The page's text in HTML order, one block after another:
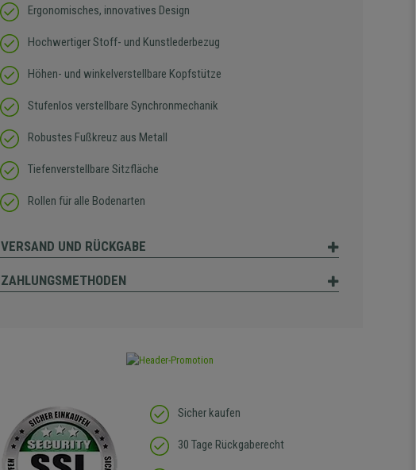
Ergonomisches, innovatives Design
Hochwertiger Stoff- und Kunstlederbezug
Höhen- und winkelverstellbare Kopfstütze
Stufenlos verstellbare Synchronmechanik
Robustes Fußkreuz aus Metall
Tiefenverstellbare Sitzfläche
Rollen für alle Bodenarten
VERSAND UND RÜCKGABE
ZAHLUNGSMETHODEN
Sicher kaufen
30 Tage Rückgaberecht